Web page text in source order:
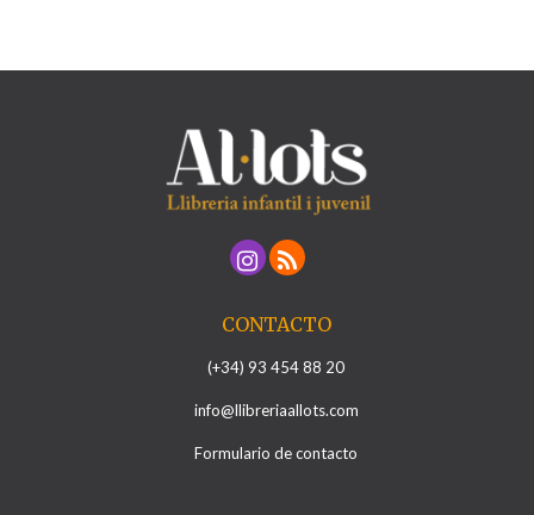
CONTACTO
(+34) 93 454 88 20
info@llibreriaallots.com
Formulario de contacto